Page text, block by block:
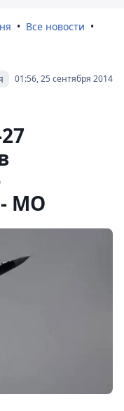
Все новости
01:56, 25 сентября 2014
- МО